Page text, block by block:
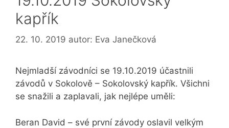
kapřík
22. 10. 2019 autor: Eva Janečková
Nejmladší závodníci se 19.10.2019 účastnili
závodů v Sokolově – Sokolovský kapřík. Všichni
se snažili a zaplavali, jak nejlépe uměli:
Beran David – své první závody oslavil velkým